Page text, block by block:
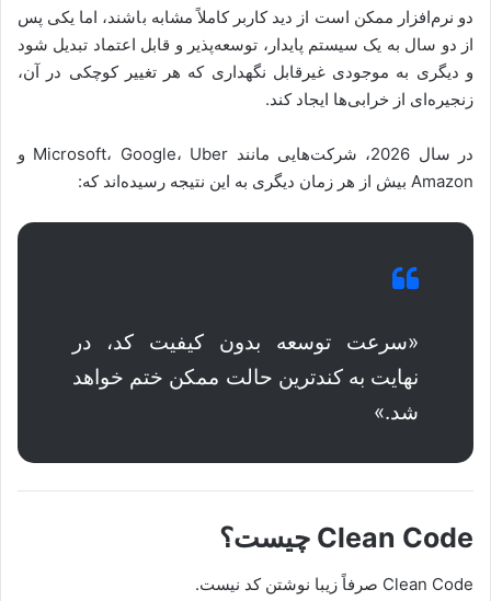
دو نرم‌افزار ممکن است از دید کاربر کاملاً مشابه باشند، اما یکی پس
از دو سال به یک سیستم پایدار، توسعه‌پذیر و قابل اعتماد تبدیل شود
و دیگری به موجودی غیرقابل نگهداری که هر تغییر کوچکی در آن،
زنجیره‌ای از خرابی‌ها ایجاد کند.
در سال 2026، شرکت‌هایی مانند Microsoft، Google، Uber و
Amazon بیش از هر زمان دیگری به این نتیجه رسیده‌اند که:
«سرعت توسعه بدون کیفیت کد، در
نهایت به کندترین حالت ممکن ختم خواهد
شد.»
Clean Code چیست؟
Clean Code صرفاً زیبا نوشتن کد نیست.